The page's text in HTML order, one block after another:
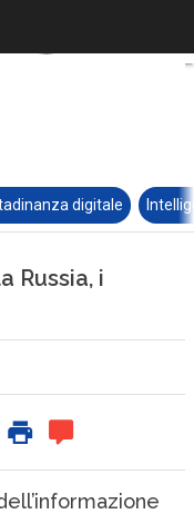
digitale
Russia, i